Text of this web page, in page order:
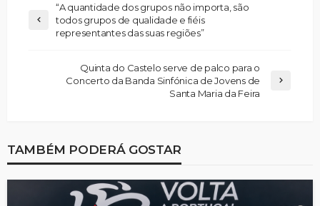
“A quantidade dos grupos não importa, são
todos grupos de qualidade e fiéis
representantes das suas regiões”
Quinta do Castelo serve de palco para o
Concerto da Banda Sinfónica de Jovens de
Santa Maria da Feira
TAMBÉM PODERÁ GOSTAR